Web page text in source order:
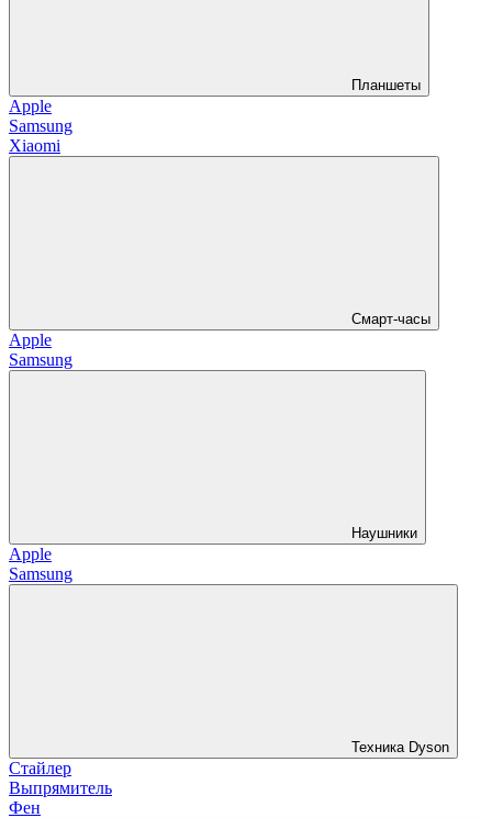
Планшеты
Apple
Samsung
Xiaomi
Смарт-часы
Apple
Samsung
Наушники
Apple
Samsung
Техника Dyson
Стайлер
Выпрямитель
Фен